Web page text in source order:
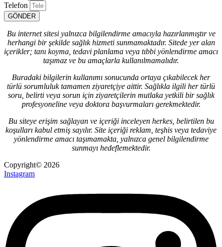
Telefon
GÖNDER
Bu internet sitesi yalnızca bilgilendirme amacıyla hazırlanmıştır ve
herhangi bir şekilde sağlık hizmeti sunmamaktadır. Sitede yer alan
içerikler; tanı koyma, tedavi planlama veya tıbbi yönlendirme amacı
taşımaz ve bu amaçlarla kullanılmamalıdır.
Buradaki bilgilerin kullanımı sonucunda ortaya çıkabilecek her
türlü sorumluluk tamamen ziyaretçiye aittir. Sağlıkla ilgili her türlü
soru, belirti veya sorun için ziyaretçilerin mutlaka yetkili bir sağlık
profesyoneline veya doktora başvurmaları gerekmektedir.
Bu siteye erişim sağlayan ve içeriği inceleyen herkes, belirtilen bu
koşulları kabul etmiş sayılır. Site içeriği reklam, teşhis veya tedaviye
yönlendirme amacı taşımamakta, yalnızca genel bilgilendirme
sunmayı hedeflemektedir.
Copyright© 2026
Instagram